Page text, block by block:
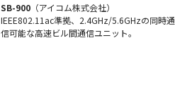
SB-900 （アイコム株式会社）
IEEE802.11ac準拠、2.4GHz/5.6GHzの同時通
信可能な高速ビル間通信ユニット。